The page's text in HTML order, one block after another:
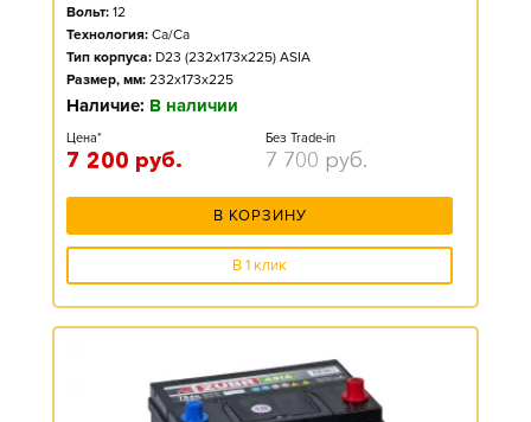
Вольт: 12
Технология: Ca/Ca
Тип корпуса: D23 (232x173x225) ASIA
Размер, мм: 232x173x225
Наличие: В наличии
Цена*
7 200 руб.
Без Trade-in
7 700 руб.
В КОРЗИНУ
В 1 клик